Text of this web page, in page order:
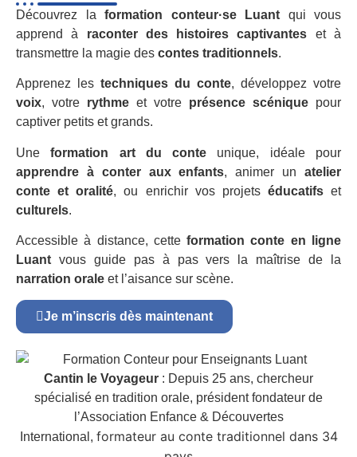
Découvrez la formation conteur·se Luant qui vous
apprend à raconter des histoires captivantes et à
transmettre la magie des contes traditionnels.
Apprenez les techniques du conte, développez votre
voix, votre rythme et votre présence scénique pour
captiver petits et grands.
Uneformation art du conte unique, idéale pour
apprendre à conter aux enfants, animer unatelier
conte et oralité, ou enrichir vos projets éducatifset
culturels.
Accessible à distance, cetteformation conte en ligne
Luant vous guide pas à pas vers la maîtrise de la
narration orale et l’aisance sur scène.
Je m’inscris dès maintenant
Cantin le Voyageur : Depuis 25 ans, chercheur
spécialisé en tradition orale, président fondateur de
l’Association Enfance & Découvertes
International, formateur au conte traditionnel dans 34